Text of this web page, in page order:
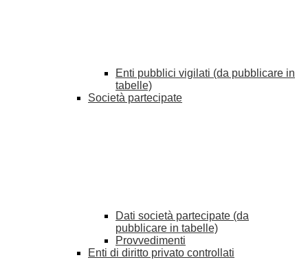
Enti pubblici vigilati (da pubblicare in
tabelle)
Società partecipate
Dati società partecipate (da
pubblicare in tabelle)
Provvedimenti
Enti di diritto privato controllati